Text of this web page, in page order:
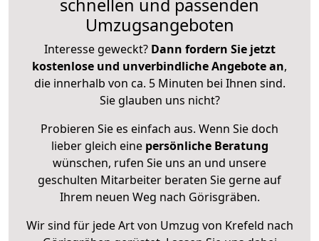
schnellen und passenden
Umzugsangeboten
Interesse geweckt? Dann fordern Sie jetzt
kostenlose und unverbindliche Angebote an,
die innerhalb von ca. 5 Minuten bei Ihnen sind.
Sie glauben uns nicht?
Probieren Sie es einfach aus. Wenn Sie doch
lieber gleich eine persönliche Beratung
wünschen, rufen Sie uns an und unsere
geschulten Mitarbeiter beraten Sie gerne auf
Ihrem neuen Weg nach Görisgräben.
Wir sind für jede Art von Umzug von Krefeld nach